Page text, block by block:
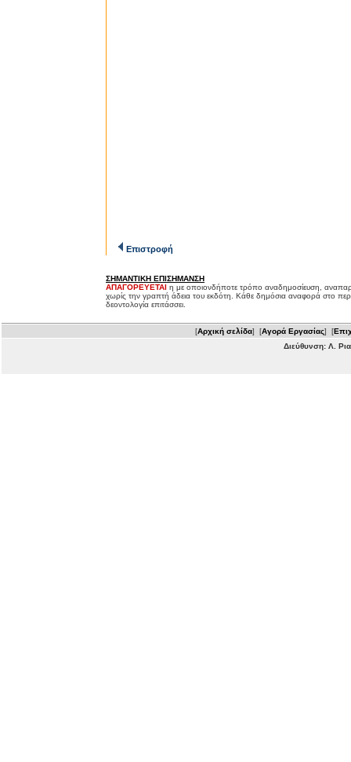
Επιστροφή
ΣΗΜΑΝΤΙΚΗ ΕΠΙΣΗΜΑΝΣΗ
ΑΠΑΓΟΡΕΥΕΤΑΙ η με οποιονδήποτε τρόπο αναδημοσίευση,
χωρίς την γραπτή άδεια του εκδότη. Κάθε δημόσια αναφορά στο
δεοντολογία επιτάσσει.
[Αρχική σελίδα] [Αγορά Εργασίας] [
Διεύθυνση: Λ.